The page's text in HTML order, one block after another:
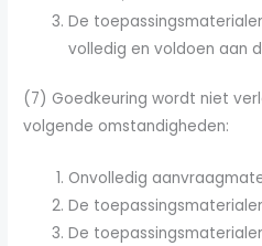
De
volledig en voldoen aan
(7) Goedkeuring wordt niet
volgende omstandigheden:
Onvolledig
De
De